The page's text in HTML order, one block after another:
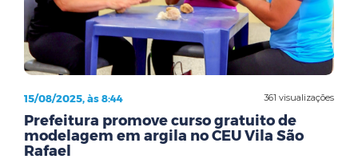
361 visualizações
15/08/2025, às 8:44
Prefeitura promove curso gratuito de
modelagem em argila no CEU Vila São
Rafael